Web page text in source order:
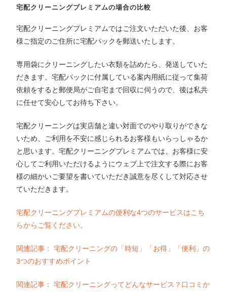
宅配クリーニングプレミアムの場合の比較
宅配クリーニングプレミアムではご注文いただいた後、お客
様ご指定のご住所に宅配パックを郵送いたします。
専用袋にクリーニングしたい衣類を詰めたら、発送していた
だきます。宅配パックに付属している案内用紙に従って集荷
依頼をすると郵便局がご自宅まで回収に伺うので、後は私共
に任せて安心してお待ち下さい。
宅配クリーニングは実店舗と違い対面でのやり取りができな
いため、ご利用を不安に感じられるお客様もいらっしゃるか
と思います。宅配クリーニングプレミアムでは、お客様に安
心してご利用いただけるようにウェブ上で注文する際にお客
様の細かいご要望を書いていただき誠意を尽くして対応させ
ていただきます。
宅配クリーニングプレミアムの便利な4つのサービスはこち
らからご覧ください。
関連記事： 宅配クリーニングの「時短」「お得」「便利」の
3つのおすすめポイント
関連記事： 宅配クリーニングってどんなサービス？口コミか